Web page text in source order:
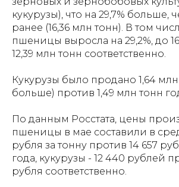
кукурузы), что на 29,7% больше,
ранее (16,36 млн тонн). В том
пшеницы выросла на 29,2%, до
12,39 млн тонн соответственно.
Кукурузы было продано 1,64 млн
больше) против 1,49 млн тонн
По данным Росстата, цены
пшеницы в мае составили в
рубля за тонну против 14 657
года, кукурузы - 12 440 рублей
рубля соответственно.